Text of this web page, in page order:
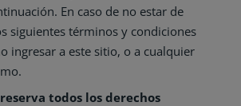
En caso de no estar de
siguientes términos y condiciones
ingresar a este sitio, o a cualquier
todos los derechos